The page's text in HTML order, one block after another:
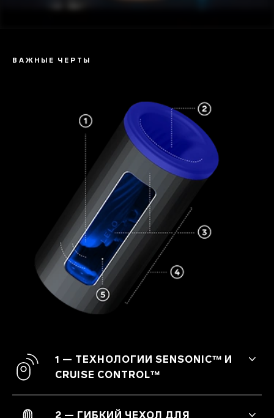
ВАЖНЫЕ ЧЕРТЫ
1 — ТЕХНОЛОГИИ SENSONIC™ И
CRUISE CONTROL™
любви к себе: через стимуляцию
2 — ГИБКИЙ ЧЕХОЛ ДЛЯ